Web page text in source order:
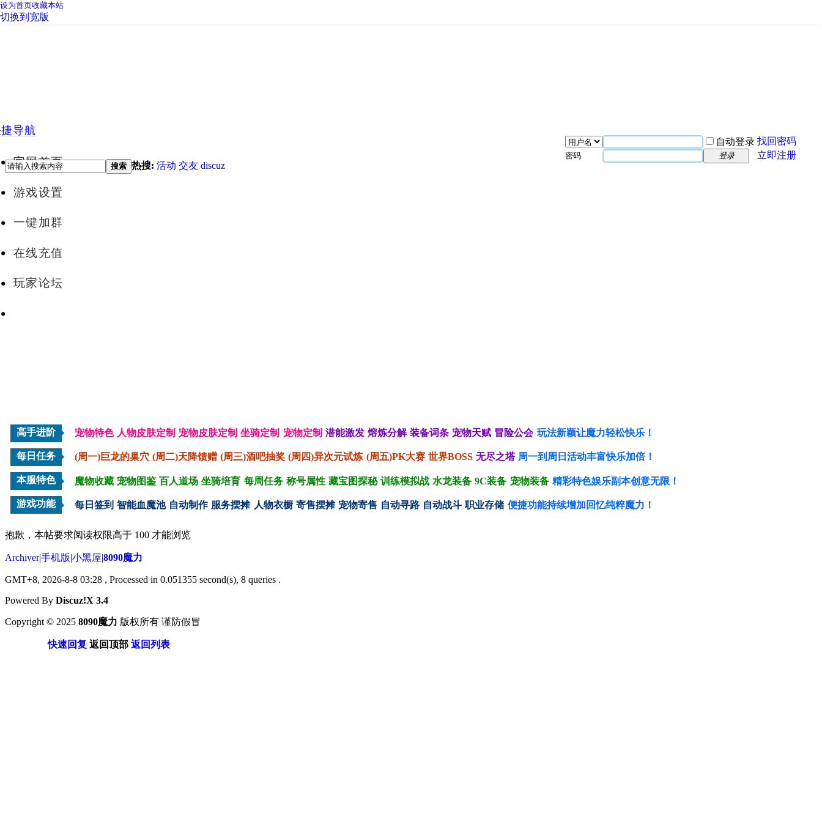
设为首页收藏本站
切换到宽版
自动登录 找回密码
密码 登录 立即注册
导航
官网首页
游戏设置
一键加群
在线充值
玩家论坛
搜索 热搜: 活动 交友 discuz
高手进阶 宠物特色 人物皮肤定制 宠物皮肤定制 坐骑定制 宠物定制 潜能激发 熔炼分解 装备词条 宠物天赋 冒险公会 玩法新颖让魔力轻松快乐！
每日任务 (周一)巨龙的巢穴 (周二)天降馈赠 (周三)酒吧抽奖 (周四)异次元试炼 (周五)PK大赛 世界BOSS 无尽之塔 周一到周日活动丰富快乐加倍！
本服特色 魔物收藏 宠物图鉴 百人道场 坐骑培育 每周任务 称号属性 藏宝图探秘 训练模拟战 水龙装备 9C装备 宠物装备 精彩特色娱乐副本创意无限！
游戏功能 每日签到 智能血魔池 自动制作 服务摆摊 人物衣橱 寄售摆摊 宠物寄售 自动寻路 自动战斗 职业存储 便捷功能持续增加回忆纯粹魔力！
抱歉，本帖要求阅读权限高于 100 才能浏览
Archiver|手机版|小黑屋|8090魔力
GMT+8, 2026-8-8 03:28 , Processed in 0.051355 second(s), 8 queries .
Powered By Discuz!X 3.4
Copyright © 2025 8090魔力 版权所有 谨防假冒
快速回复 返回顶部 返回列表